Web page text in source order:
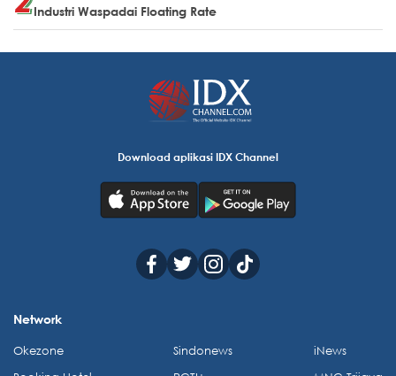
Industri Waspadai Floating Rate
Download aplikasi IDX Channel
Network
Okezone
Sindonews
iNews